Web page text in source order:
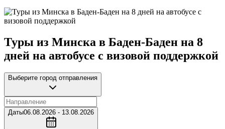
Туры из Минска в Баден-Баден на 8
дней на автобусе с визовой поддержкой
Выберите город отправления
Даты06.08.2026 - 13.08.2026